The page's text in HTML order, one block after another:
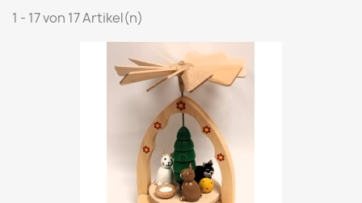
1 - 17 von 17 Artikel(n)